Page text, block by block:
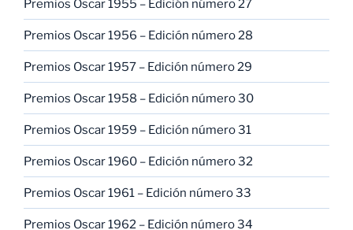
Premios Oscar 1955 – Edición número 27
Premios Oscar 1956 – Edición número 28
Premios Oscar 1957 – Edición número 29
Premios Oscar 1958 – Edición número 30
Premios Oscar 1959 – Edición número 31
Premios Oscar 1960 – Edición número 32
Premios Oscar 1961 – Edición número 33
Premios Oscar 1962 – Edición número 34